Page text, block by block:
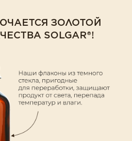
ЗОЛОТОЙ
SOLGAR®!